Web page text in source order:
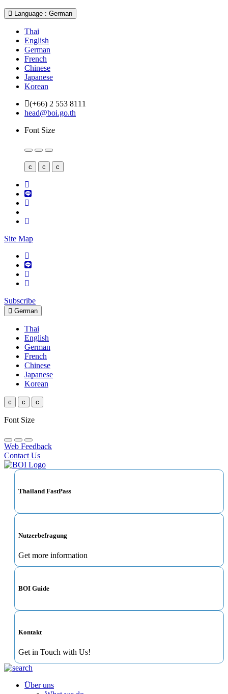
Language : German
Thai
English
German
French
Chinese
Japanese
Korean
(+66) 2 553 8111
head@boi.go.th
Font Size
c c c
Site Map
Subscribe
German
Thai
English
German
French
Chinese
Japanese
Korean
c c c
Font Size
Web Feedback
Contact Us
Thailand FastPass
Nutzerbefragung
Get more information
BOI Guide
Kontakt
Get in Touch with Us!
Über uns